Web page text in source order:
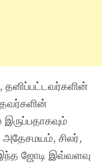
தனிப்பட்டவர்களின்
சிலர்,
ஜோடி இவ்வளவு